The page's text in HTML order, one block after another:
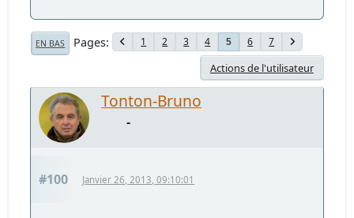
EN BAS Pages 1 2 3 4 5 6 7
Actions de l'utilisateur
Tonton-Bruno
-
#100 Janvier 26, 2013, 09:10:01